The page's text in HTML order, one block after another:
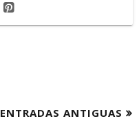
ENTRADAS ANTIGUAS